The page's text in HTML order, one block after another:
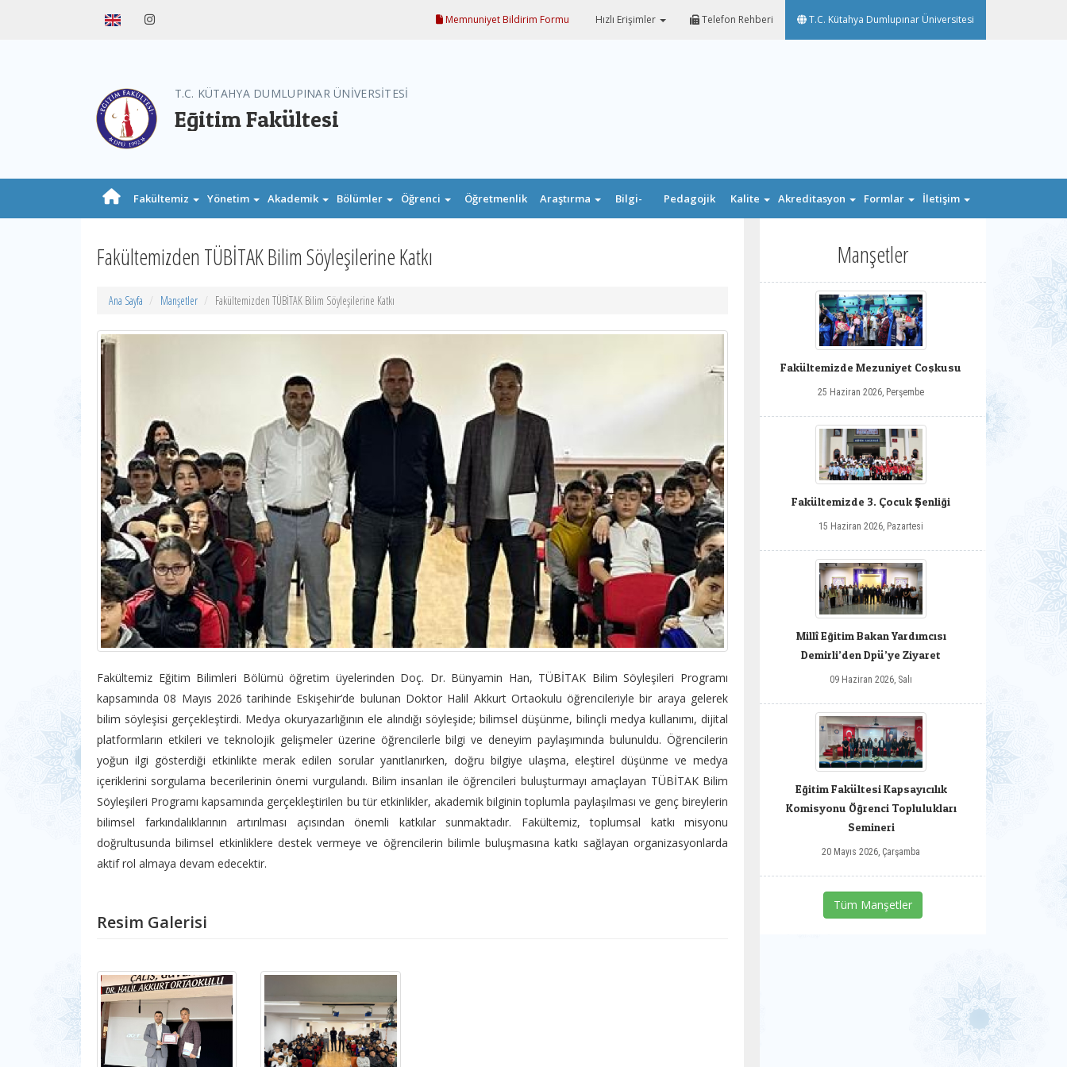
Memnuniyet Bildirim Formu Hızlı Erişimler Telefon Rehberi T.C. Kütahya Dumlupınar Üniversitesi
T.C. KÜTAHYA DUMLUPINAR ÜNİVERSİTESİ
Eğitim Fakültesi
Fakültemiz Yönetim Akademik Bölümler Öğrenci Öğretmenlik Araştırma Bilgi- Pedagojik Kalite Akreditasyon Formlar İletişim
Fakültemizden TÜBİTAK Bilim Söyleşilerine Katkı
Ana Sayfa Manşetler Fakültemizden TÜBİTAK Bilim Söyleşilerine Katkı
Fakültemiz Eğitim Bilimleri Bölümü öğretim üyelerinden Doç. Dr. Bünyamin Han, TÜBİTAK Bilim Söyleşileri Programı
kapsamında 08 Mayıs 2026 tarihinde Eskişehir’de bulunan Doktor Halil Akkurt Ortaokulu öğrencileriyle bir araya gelerek
bilim söyleşisi gerçekleştirdi. Medya okuryazarlığının ele alındığı söyleşide; bilimsel düşünme, bilinçli medya kullanımı, dijital
platformların etkileri ve teknolojik gelişmeler üzerine öğrencilerle bilgi ve deneyim paylaşımında bulunuldu. Öğrencilerin
yoğun ilgi gösterdiği etkinlikte merak edilen sorular yanıtlanırken, doğru bilgiye ulaşma, eleştirel düşünme ve medya
içeriklerini sorgulama becerilerinin önemi vurgulandı. Bilim insanları ile öğrencileri buluşturmayı amaçlayan TÜBİTAK Bilim
Söyleşileri Programı kapsamında gerçekleştirilen bu tür etkinlikler, akademik bilginin toplumla paylaşılması ve genç bireylerin
bilimsel farkındalıklarının artırılması açısından önemli katkılar sunmaktadır. Fakültemiz, toplumsal katkı misyonu
doğrultusunda bilimsel etkinliklere destek vermeye ve öğrencilerin bilimle buluşmasına katkı sağlayan organizasyonlarda
aktif rol almaya devam edecektir.
Resim Galerisi
Manşetler
Fakültemizde Mezuniyet Coşkusu
25 Haziran 2026, Perşembe
Fakültemizde 3. Çocuk Şenliği
15 Haziran 2026, Pazartesi
Millî Eğitim Bakan Yardımcısı
Demirli’den Dpü’ye Ziyaret
09 Haziran 2026, Salı
Eğitim Fakültesi Kapsayıcılık
Komisyonu Öğrenci Toplulukları
Semineri
20 Mayıs 2026, Çarşamba
Tüm Manşetler